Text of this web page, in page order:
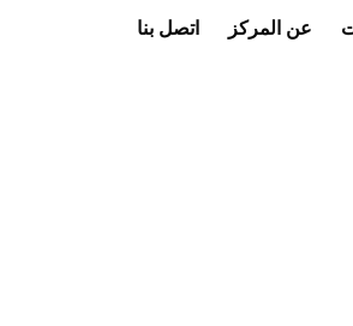
عن المركز اتصل بنا